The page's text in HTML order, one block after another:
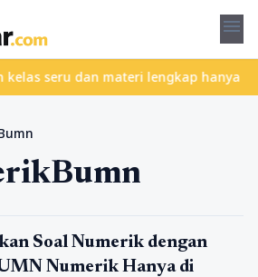
menu
seru dan materi lengkap hanya di
Soal Numerik dengan
Numerik Hanya di